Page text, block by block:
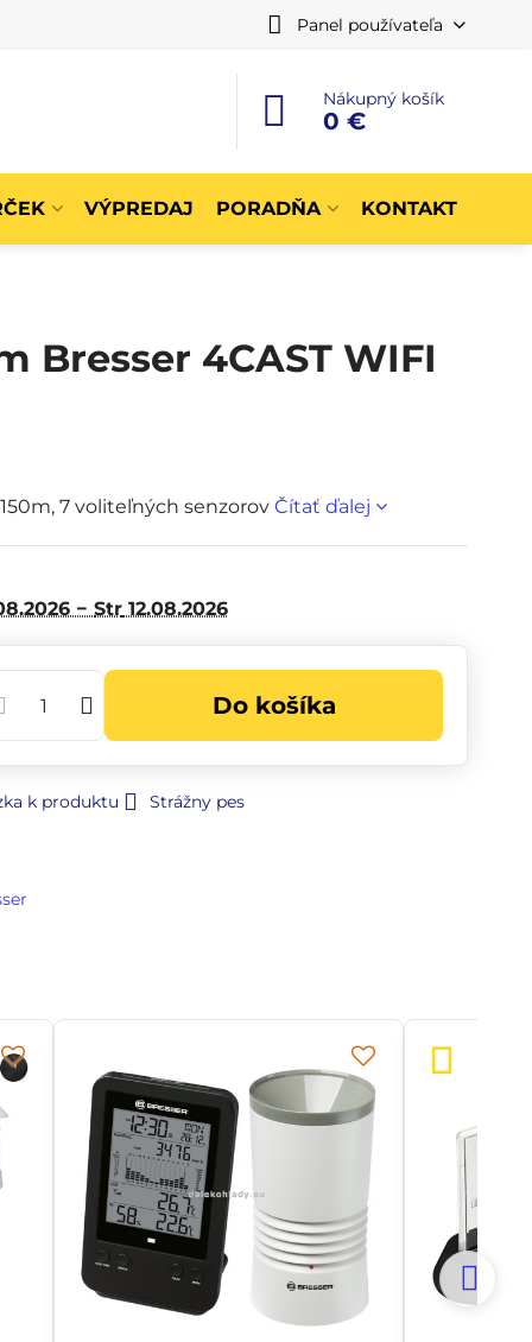
Panel používateľa
Nákupný košík
0 €
VÝPREDAJ PORADŇA KONTAKT
Bresser 4CAST WIFI
7 voliteľných senzorov Čítať ďalej
− Str 12.08.2026
Do košíka
k produktu Strážny pes